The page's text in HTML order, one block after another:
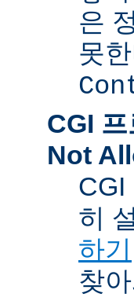
은
못
CGI
Not
CGI
히
하기
찾